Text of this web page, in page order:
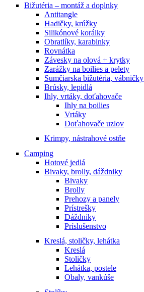
Bižutéria – montáž a doplnky
Antitangle
Hadičky, krúžky
Silikónové korálky
Obratlíky, karabinky
Rovnátka
Závesky na olová + krytky
Zarážky na boilies a pelety
Sumčiarska bižutéria, vábničky
Brúsky, lepidlá
Ihly, vrtáky, doťahovače
Ihly na boilies
Vrtáky
Doťahovače uzlov
Krimpy, nástrahové ostňe
Camping
Hotové jedlá
Bivaky, brolly, dáždniky
Bivaky
Brolly
Prehozy a panely
Prístrešky
Dáždniky
Príslušenstvo
Kreslá, stoličky, lehátka
Kreslá
Stoličky
Lehátka, postele
Obaly, vankúše